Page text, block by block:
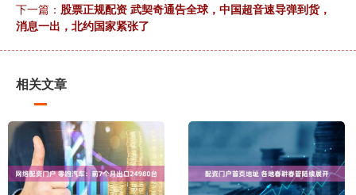
下一篇： 股票正规配资 武契奇通告全球，中国超音速导弹到货，
消息一出，北约国家紧张了
相关文章